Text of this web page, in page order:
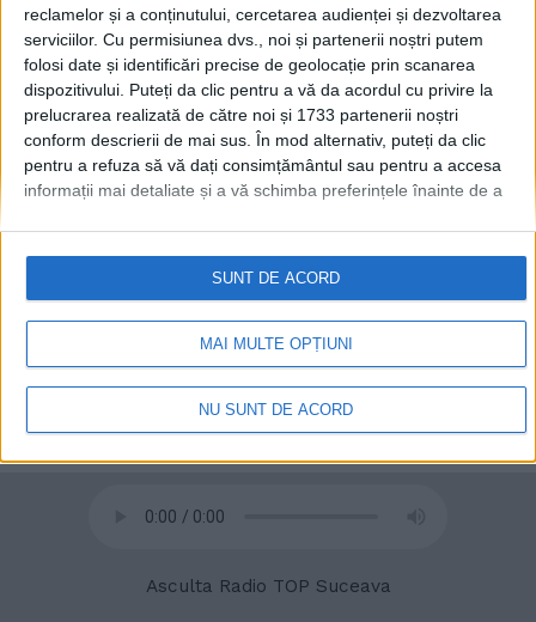
reclamelor și a conținutului, cercetarea audienței și dezvoltarea
serviciilor. Cu permisiunea dvs., noi și partenerii noștri putem
folosi date și identificări precise de geolocație prin scanarea
dispozitivului. Puteți da clic pentru a vă da acordul cu privire la
prelucrarea realizată de către noi și 1733 partenerii noștri
conform descrierii de mai sus. În mod alternativ, puteți da clic
pentru a refuza să vă dați consimțământul sau pentru a accesa
informații mai detaliate și a vă schimba preferințele înainte de a
retrageți consimțământul în orice moment, revenind la acest site
și făcând clic pe butonul "Confidențialitate" din partea de jos a
paginii web.
MAI MULTE OPȚIUNI
NU SUNT DE ACORD
SUNT DE ACORD
© 2020
Asculta Radio TOP Suceava